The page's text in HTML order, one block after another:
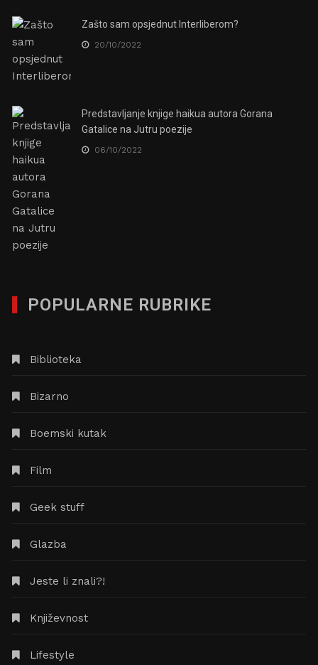
Zašto sam opsjednut Interliberom?
20/10/2022
Predstavljanje knjige haikua autora Gorana
Gatalice na Jutru poezije
06/10/2022
POPULARNE RUBRIKE
Biblioteka
Bizarno
Boemski kutak
Film
Geek stuff
Glazba
Jeste li znali?!
Književnost
Lifestyle